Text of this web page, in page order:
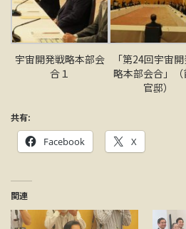
宇宙開発戦略本部会
合１
「第24回宇宙
略本部会合」（
官邸）
共有:
Facebook X
関連